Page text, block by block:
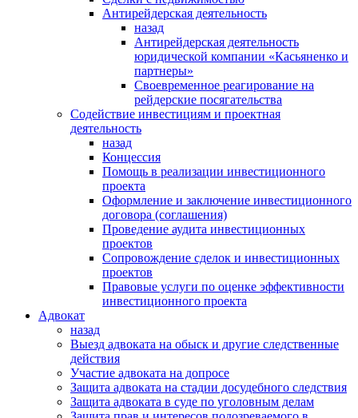
Антирейдерская деятельность
назад
Антирейдерская деятельность
юридической компании «Касьяненко и
партнеры»
Своевременное реагирование на
рейдерские посягательства
Содействие инвестициям и проектная
деятельность
назад
Концессия
Помощь в реализации инвестиционного
проекта
Оформление и заключение инвестиционного
договора (соглашения)
Проведение аудита инвестиционных
проектов
Сопровождение сделок и инвестиционных
проектов
Правовые услуги по оценке эффективности
инвестиционного проекта
Адвокат
назад
Выезд адвоката на обыск и другие следственные
действия
Участие адвоката на допросе
Защита адвоката на стадии досудебного следствия
Защита адвоката в суде по уголовным делам